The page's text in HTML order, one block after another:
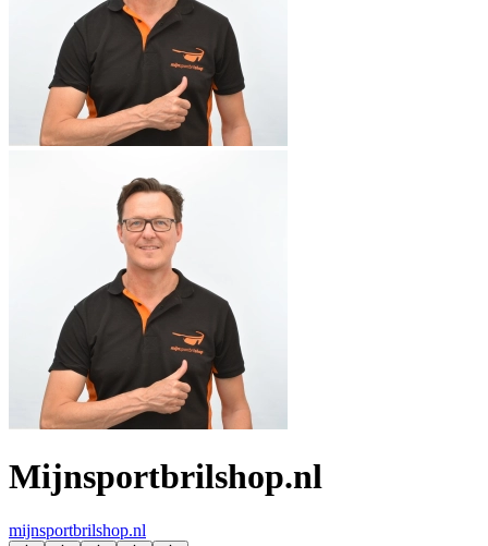
Mijnsportbrilshop.nl
mijnsportbrilshop.nl